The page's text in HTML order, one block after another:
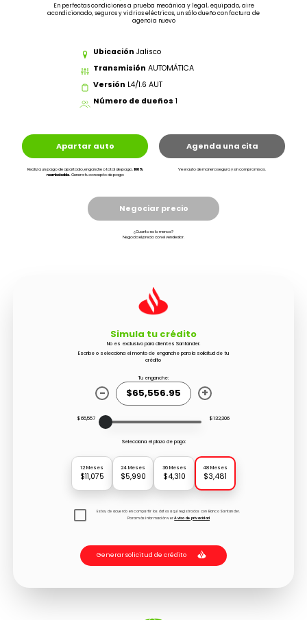
En perfectas condiciones a prueba mecánica y legal, equipado, aire
acondicionado, seguros y vidrios eléctricos, un sólo dueño con factura de
agencia nuevo
Ubicación Jalisco
Transmisión AUTOMÁTICA
Versión L4/1.6 AUT
Número de dueños 1
Apartar auto
Realiza un pago de apartado, enganche o total de pago.100%
reembolsable.Genera tu concepto de pago
Agenda una cita
Ve el auto de manera segura y sin compromisos.
Negociar precio
¿Cuanto es lo menos?
Negocia el precio con el vendedor.
Simula tu crédito
No es exclusivo para clientes Santander.
Escribe o selecciona el monto de enganche para la solicitud de tu
crédito
Tu enganche:
- +
$65,557 $132,306
Selecciona el plazo de pago:
12 Meses
$11,075
24 Meses
$5,990
36 Meses
$4,310
48 Meses
$3,481
Estoy de acuerdo en compartir los datos aquí registrados con Banco Santander.
Para más información verAviso de privacidad
Generar solicitud de crédito